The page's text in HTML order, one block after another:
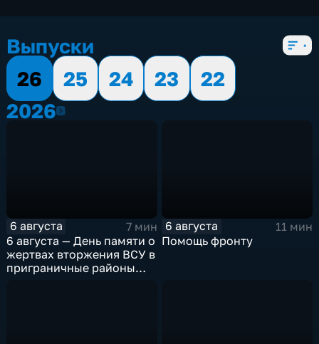
Выпуски
26
25 24 23
22
20262026
6 августа
7 мин
6 августа — День памяти о
жертвах вторжения ВСУ в
приграничные районы
6 августа
11 мин
Помощь фронту